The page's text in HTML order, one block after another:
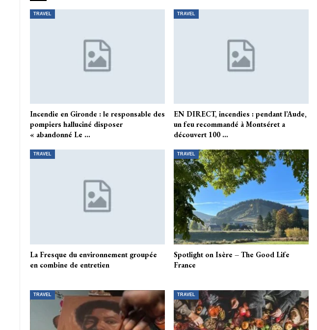
TRAVEL
Incendie en Gironde : le responsable des
pompiers halluciné disposer
« abandonné Le …
TRAVEL
EN DIRECT, incendies : pendant l’Aude,
un feu recommandé à Montséret a
découvert 100 …
TRAVEL
La Fresque du environnement groupée
en combine de entretien
TRAVEL
Spotlight on Isère – The Good Life
France
TRAVEL TRAVEL